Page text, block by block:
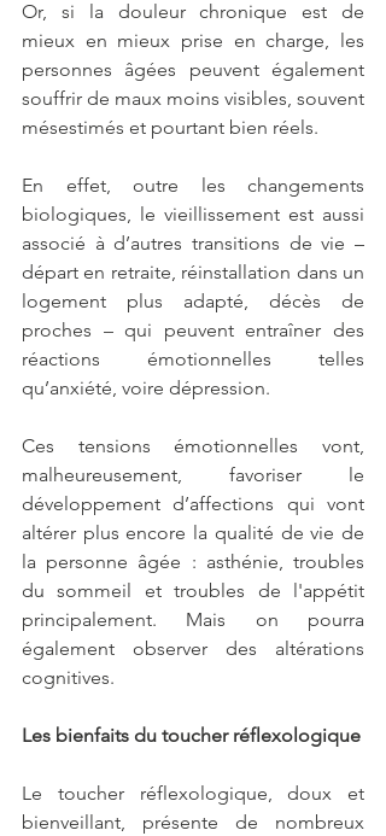
Or, si la douleur chronique est de
mieux en mieux prise en charge, les
personnes âgées peuvent également
souffrir de maux moins visibles, souvent
mésestimés et pourtant bien réels.
En effet, outre les changements
biologiques, le vieillissement est aussi
associé à d’autres transitions de vie –
départ en retraite, réinstallation dans un
logement plus adapté, décès de
proches – qui peuvent entraîner des
réactions émotionnelles telles
qu’anxiété, voire dépression.
Ces tensions émotionnelles vont,
malheureusement, favoriser le
développement d’affections qui vont
altérer plus encore la qualité de vie de
la personne âgée : asthénie, troubles
du sommeil et troubles de l'appétit
principalement. Mais on pourra
également observer des altérations
cognitives.
Les bienfaits du toucher réflexologique
Le toucher réflexologique, doux et
bienveillant, présente de nombreux